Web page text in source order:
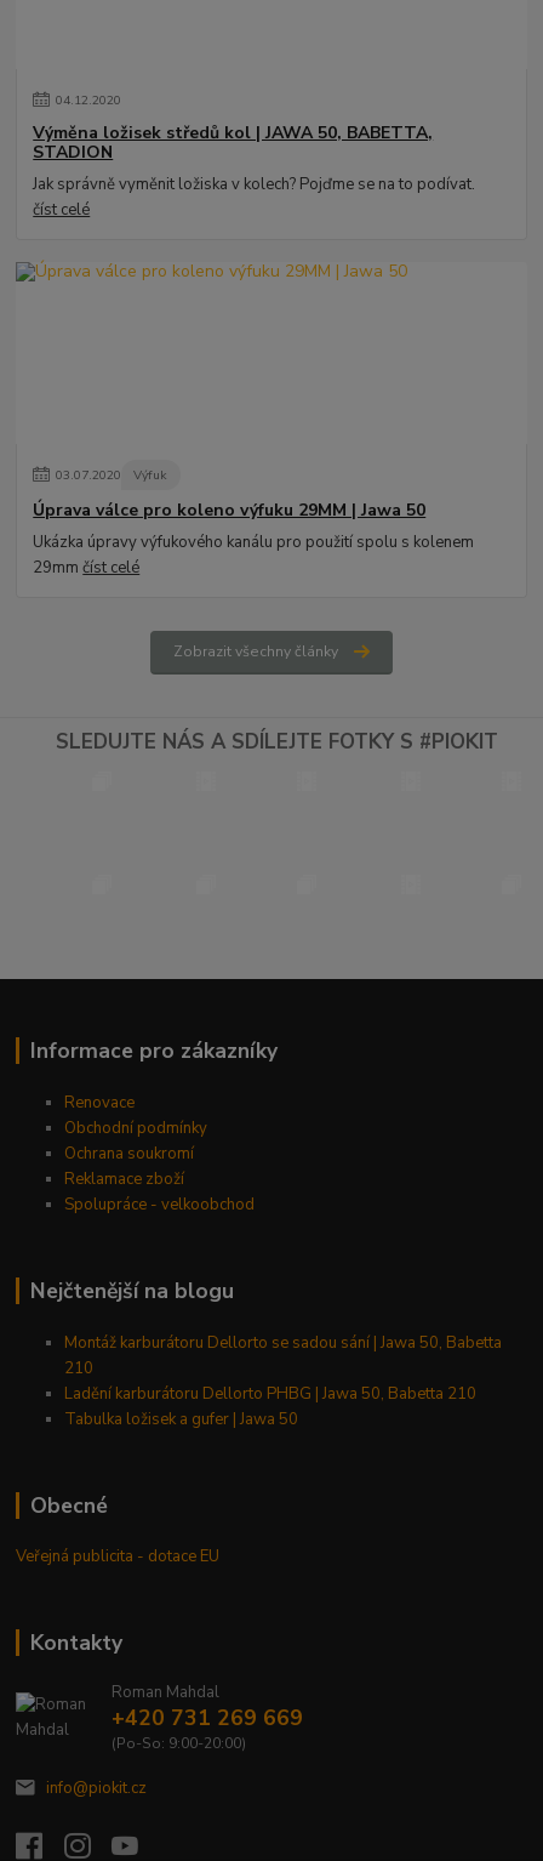
04.12.2020
Výměna ložisek středů kol | JAWA 50, BABETTA,
STADION
Jak správně vyměnit ložiska v kolech? Pojďme se na to podívat.
číst celé
03.07.2020 Výfuk
Úprava válce pro koleno výfuku 29MM | Jawa 50
Ukázka úpravy výfukového kanálu pro použití spolu s kolenem
29mmčíst celé
Zobrazit všechny články
SLEDUJTE NÁS A SDÍLEJTE FOTKY S #PIOKIT
Informace pro zákazníky
Renovace
Obchodní podmínky
Ochrana soukromí
Reklamace zboží
Spolupráce - velkoobchod
Nejčtenější na blogu
Montáž karburátoru Dellorto se sadou sání | Jawa 50, Babetta
210
Ladění karburátoru Dellorto PHBG | Jawa 50, Babetta 210
Tabulka ložisek a gufer | Jawa 50
Obecné
Veřejná publicita - dotace EU
Kontakty
Roman Mahdal
+420 731 269 669
(Po-So: 9:00-20:00)
info@piokit.cz